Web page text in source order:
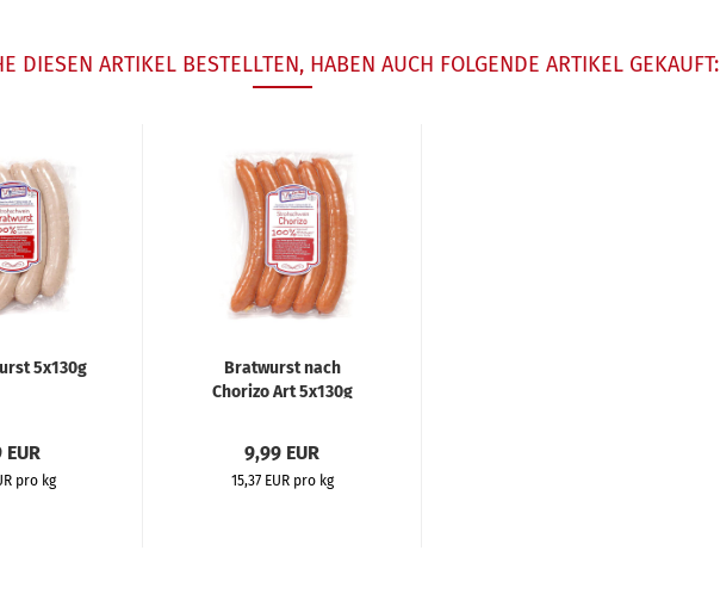
DIESEN ARTIKEL BESTELLTEN, HABEN AUCH FOLGENDE ARTIKEL GEKAUFT:
5x130g
pro kg
Bratwurst nach
Chorizo Art 5x130g
9,99 EUR
15,37 EUR pro kg